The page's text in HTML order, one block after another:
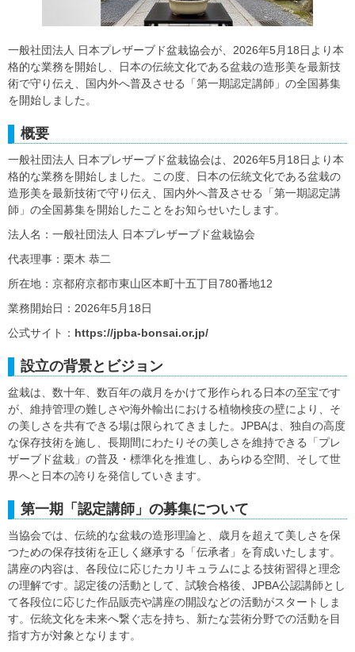
一般社団法人 日本プレザーブド盆栽協会が、2026年5月18日より本
格的な業務を開始し、日本の伝統文化である盆栽の造形美を最新技
術で守り伝え、国内外へ普及させる「第一期認定講師」の全国募集
を開始しました。
概要
一般社団法人 日本プレザーブド盆栽協会は、2026年5月18日より本
格的な業務を開始しました。この度、日本の伝統文化である盆栽の
造形美を最新技術で守り伝え、国内外へ普及させる「第一期認定講
師」の全国募集を開始したことをお知らせいたします。
法人名：一般社団法人 日本プレザーブド盆栽協会
代表理事：栗木 恭二
所在地：京都府京都市東山区本町十五丁目780番地12
業務開始日：2026年5月18日
公式サイト： https://jpba-bonsai.or.jp/
設立の背景とビジョン
盆栽は、数十年、数百年の歳月をかけて形作られる日本の至宝です
が、維持管理の難しさや海外輸出における植物検疫の壁により、そ
の美しさを共有できる場は限られてきました。JPBAは、独自の高度
な保存技術を施し、長期間にわたりその美しさを維持できる「プレ
ザーブド盆栽」の普及・標準化を推進し、あらゆる空間、そして世
界へと日本の誇りを発信していきます。
第一期「認定講師」の募集について
当協会では、伝統的な盆栽の造形理論と、歳月を超えて美しさを保
つための保存技術を正しく継承する「伝承者」を育成いたします。
講座の内容は、各段位に応じたカリキュラムによる技術習得と理念
の理解です。認定後の活動として、試験合格後、JPBA公認講師とし
て各段位に応じた作品販売や講座の開設などの活動がスタートしま
す。伝統文化を未来へ繋ぐ志を持ち、新たな芸術分野での活動を目
指す方が対象となります。